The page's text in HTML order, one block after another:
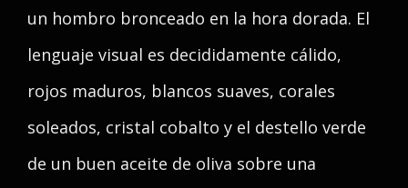
un hombro bronceado en la hora dorada. El
lenguaje visual es decididamente cálido,
rojos maduros, blancos suaves, corales
soleados, cristal cobalto y el destello verde
de un buen aceite de oliva sobre una